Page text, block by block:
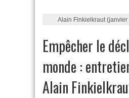
Alain Finkielkraut
Empêcher le
monde :
Alain